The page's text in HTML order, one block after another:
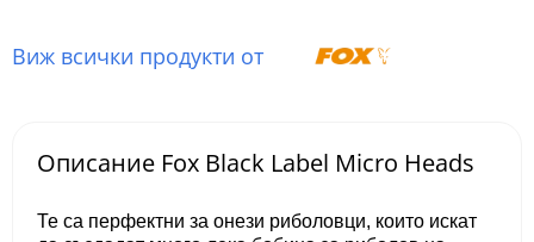
Виж всички продукти от
Описание Fox Black Label Micro Heads
Те са перфектни за онези риболовци, които искат